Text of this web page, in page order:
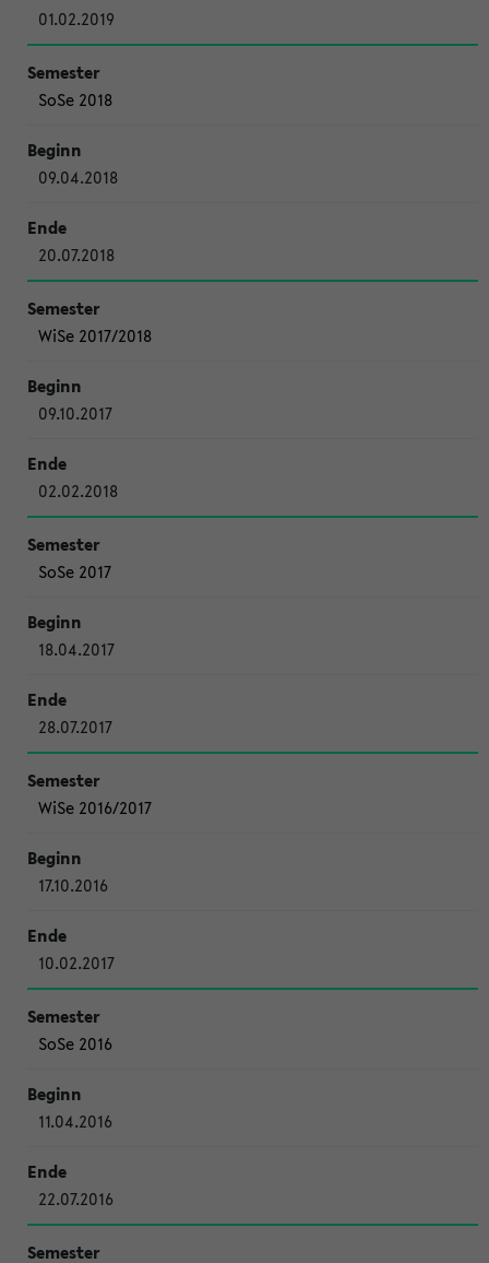
01.02.2019
SoSe 2018
09.04.2018
20.07.2018
WiSe 2017/2018
09.10.2017
02.02.2018
SoSe 2017
18.04.2017
28.07.2017
WiSe 2016/2017
17.10.2016
10.02.2017
SoSe 2016
11.04.2016
22.07.2016